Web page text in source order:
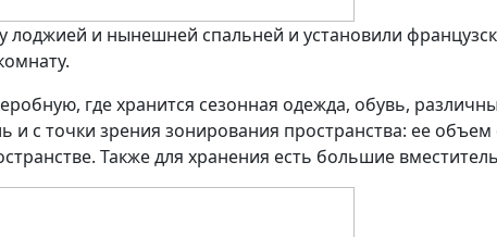
и нынешней спальней и установили
где хранится сезонная одежда, обувь,
и с точки зрения зонирования пространства: ее
Также для хранения есть большие